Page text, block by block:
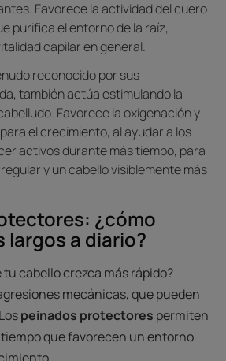
Favorece la actividad del cuero
purifica el entorno de la raíz,
capilar en general.
reconocido por sus
también actúa estimulando la
Favorece la oxigenación y
el crecimiento, al ayudar a los
activos durante más tiempo, para
y un cabello visiblemente más
¿cómo
largos a diario?
cabello crezca más rápido?
mecánicas, que pueden
peinados protectores permiten
que favorecen un entorno